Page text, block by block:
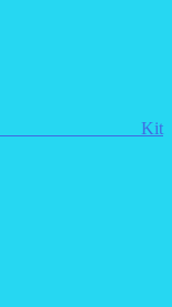
Kit